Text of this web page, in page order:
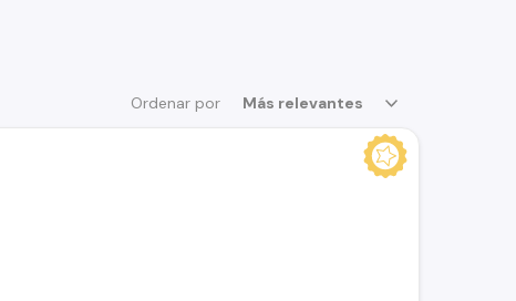
Ordenar por Más relevantes